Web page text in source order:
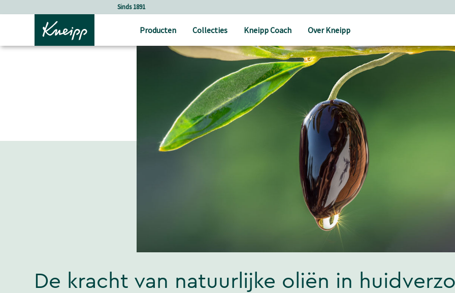
Producten Collecties Kneipp Coach Over Kneipp
De kracht van natuurlijke oliën in